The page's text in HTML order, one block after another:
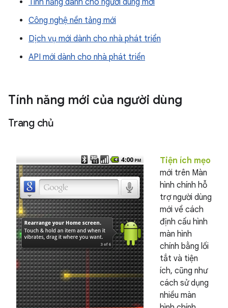
Tính năng dành cho người dùng mới
Công nghệ nền tảng mới
Dịch vụ mới dành cho nhà phát triển
API mới dành cho nhà phát triển
Tính năng mới của người dùng
Trang chủ
Tiện ích mẹo
mới trên Màn
hình chính hỗ
trợ người dùng
mới về cách
định cấu hình
màn hình
chính bằng lối
tắt và tiện
ích, cũng như
cách sử dụng
nhiều màn